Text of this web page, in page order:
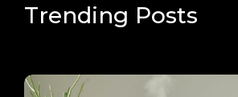
Trending Posts